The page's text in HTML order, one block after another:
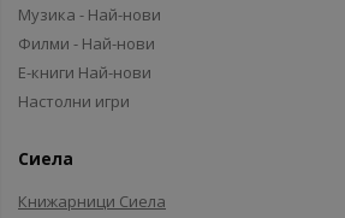
Музика - Най-нови
Филми - Най-нови
Е-книги Най-нови
Настолни игри
Сиела
Книжарници Сиела